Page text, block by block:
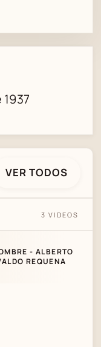
VER TODOS
REQUENA3 VIDEOS
- ALBERTO
REQUENA